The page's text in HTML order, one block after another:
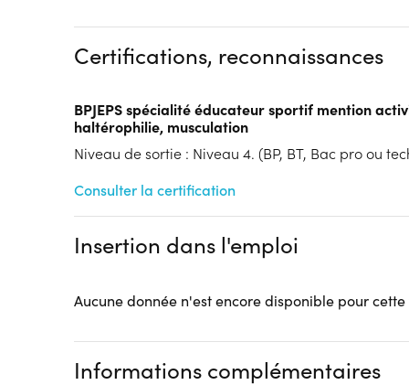
Tarif : N.C.
Modalités d'enseignement :Formation hybride
11 Rue de l'Yser
CFA des métiers du sport et de l'animation
59139 Wattignies
Accueil sur le lieu de formation
Restauration : Pas de restauration
Certifications, reconnaissances
BPJEPS spécialité éducateur sportif mention
haltérophilie, musculation
Niveau de sortie : Niveau 4. (BP, BT, Bac pro ou
Consulter la certification
Insertion dans l'emploi
Aucune donnée n'est encore disponible pour
Informations complémentaires